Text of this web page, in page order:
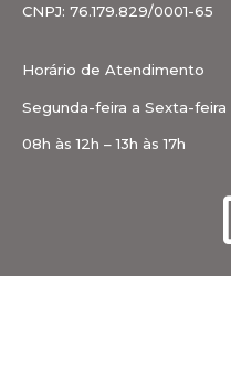
CNPJ: 76.179.829/0001-65
Horário de Atendimento
Segunda-feira a Sexta-feira
08h às 12h – 13h às 17h